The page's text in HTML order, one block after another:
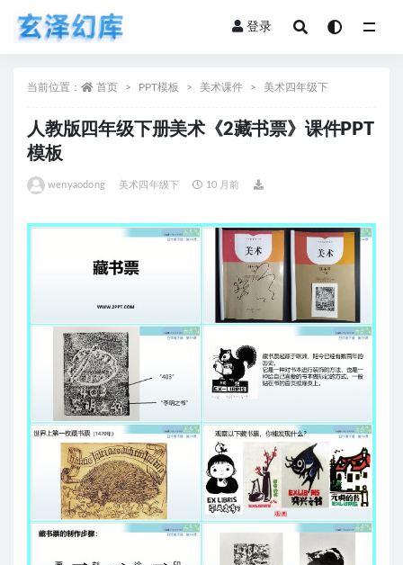
登录
当前位置： 首页 PPT模板 美术课件 美术四年级下
人教版四年级下册美术《2藏书票》课件PPT
模板
wenyaodong 美术四年级下 10 月前